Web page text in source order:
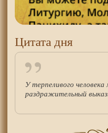
Цитата дня
У терпеливого
раздражительный